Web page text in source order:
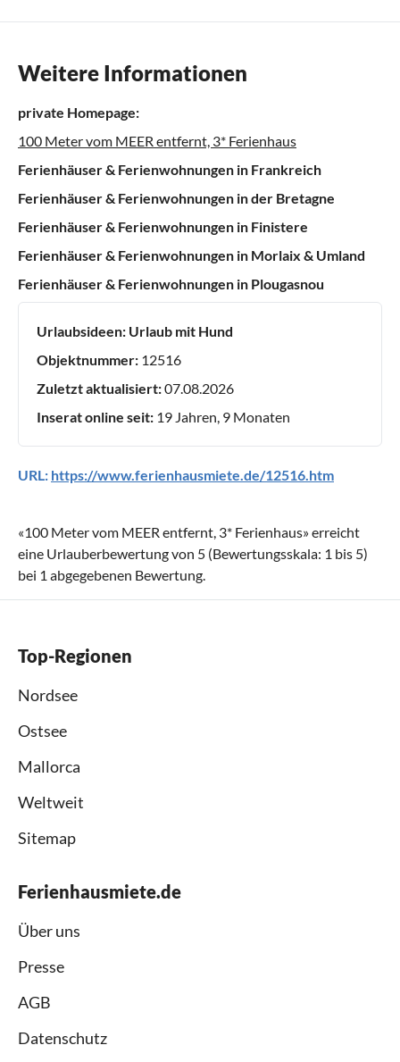
Weitere Informationen
private Homepage:
100 Meter vom MEER entfernt, 3* Ferienhaus
Ferienhäuser & Ferienwohnungen in Frankreich
Ferienhäuser & Ferienwohnungen in der Bretagne
Ferienhäuser & Ferienwohnungen in Finistere
Ferienhäuser & Ferienwohnungen in Morlaix & Umland
Ferienhäuser & Ferienwohnungen in Plougasnou
Urlaubsideen: Urlaub mit Hund
Objektnummer: 12516
Zuletzt aktualisiert:07.08.2026
Inserat online seit: 19 Jahren, 9 Monaten
URL: https://www.ferienhausmiete.de/12516.htm
«100 Meter vom MEER entfernt, 3* Ferienhaus» erreicht
eine Urlauberbewertung von 5 (Bewertungsskala: 1 bis 5)
bei 1 abgegebenen Bewertung.
Top-Regionen
Nordsee
Ostsee
Mallorca
Weltweit
Sitemap
Ferienhausmiete.de
Über uns
Presse
AGB
Datenschutz